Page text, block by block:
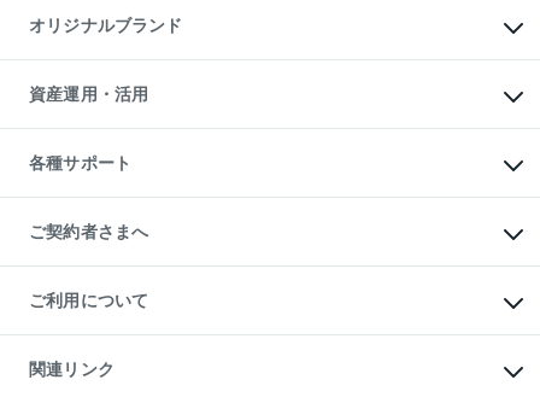
アパート経営
収益物件
ビル購入（ビル一棟）
投資用不動産の売却査定
事業用不動産の売却査定
マンションライブラリー
人気マンションランキング
暮らしに役立つ不動産メディア
不動産相場・不動産価格情報
不動産コラム・ニュース
不動産用語集
不動産なんでもネット相談室
住まいの税金
オリジナルブランド
一棟リノベーションマンション
L`GENTE（ルジェンテ）
区分リノベーションマンション
投資用一棟レジデンスWELL
不動産小口投資
LEGACIA（レガシア）
資産運用・活用
不動産M&A
アセットマネジメント・出資
各種サポート
相続サポート
リフォームサポート
ご契約者さまへ
ご紹介・再契約特典
入居者様専用-各種ご案内（賃貸）
東急こすもす会「こすもすWeb」
ご利用について
金融商品取引について
東急リバブル ソーシャルメディアポリシー
関連リンク